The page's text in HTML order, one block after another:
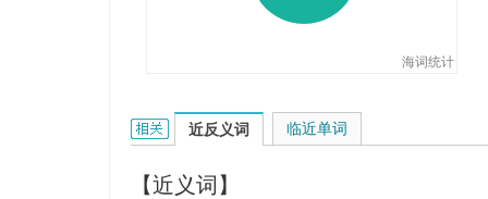
海词统计
sameness的相关资料：
近反义词
【近义词】
临近单词